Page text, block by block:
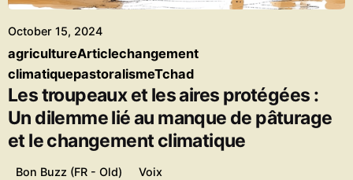
October 15, 2024
agricultureArticlechangement
climatiquepastoralismeTchad
Les troupeaux et les aires protégées :
Un dilemme lié au manque de pâturage
et le changement climatique
Bon Buzz (FR - Old) Voix